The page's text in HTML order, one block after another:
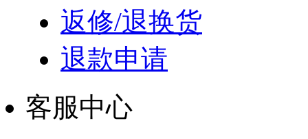
返修/退换货
退款申请
客服中心